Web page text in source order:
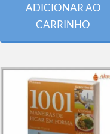
ADICIONAR AO
CARRINHO